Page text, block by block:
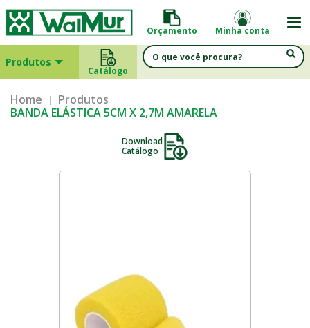
Orçamento Minha conta
Produtos
Catálogo
Home
Produtos
BANDA ELÁSTICA 5CM X 2,7M AMARELA
Download
Catálogo